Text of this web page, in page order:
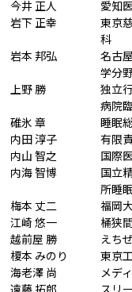
今井 正人
愛知
岩下 正幸
東京
科
岩本 邦弘
名古
学分
上野 勝
独立
病院
碓氷 章
睡眠
内田 淳子
有限
内山 智之
国際
内海 智博
国立
所睡
梅本 丈二
福岡
江崎 悠一
桶狭
越前屋 勝
えち
榎本 みのり
東京
海老澤 尚
メデ
遠藤 拓郎
スリ